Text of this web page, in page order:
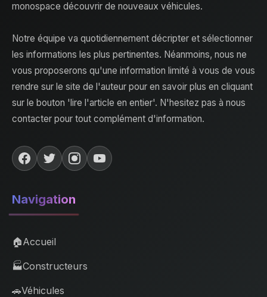
monospace découvrir de nouveaux véhicules.
Notre équipe va quotidiennement décripter et sélectionner
les informations les plus pertinentes. Néanmoins, nous ne
vous proposerons qu'une information limité à vous de vous
rendre sur le site de l'auteur pour en savoir plus en cliquant
sur le bouton 'lire l'article en entier'. N'hesitez pas à nous
contacter pour tout complément d'information.
Navigation
🏠Accueil
🏭Constructeurs
🚗Véhicules